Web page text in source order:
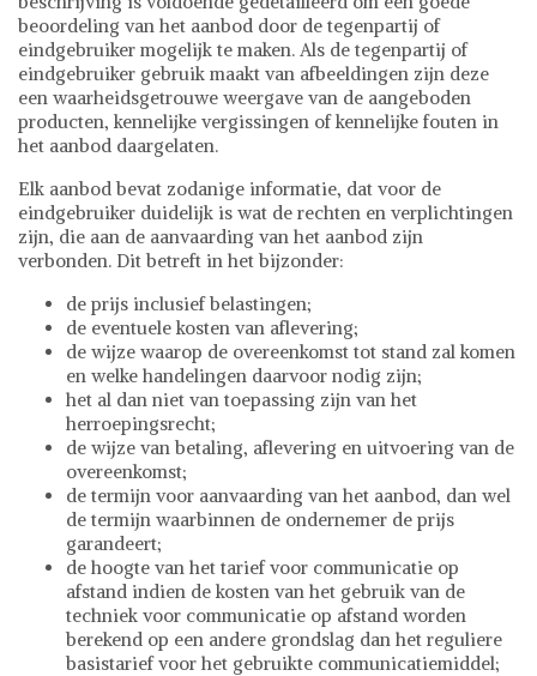
beoordeling van het aanbod door de tegenpartij of
eindgebruiker mogelijk te maken. Als de tegenpartij of
eindgebruiker gebruik maakt van afbeeldingen zijn deze
een waarheidsgetrouwe weergave van de aangeboden
producten, kennelijke vergissingen of kennelijke fouten in
het aanbod daargelaten.
Elk aanbod bevat zodanige informatie, dat voor de
eindgebruiker duidelijk is wat de rechten en verplichtingen
zijn, die aan de aanvaarding van het aanbod zijn
verbonden. Dit betreft in het bijzonder:
de prijs inclusief belastingen;
de eventuele kosten van aflevering;
de wijze waarop de overeenkomst tot stand zal komen
en welke handelingen daarvoor nodig zijn;
het al dan niet van toepassing zijn van het
herroepingsrecht;
de wijze van betaling, aflevering en uitvoering van de
overeenkomst;
de termijn voor aanvaarding van het aanbod, dan wel
de termijn waarbinnen de ondernemer de prijs
garandeert;
de hoogte van het tarief voor communicatie op
afstand indien de kosten van het gebruik van de
techniek voor communicatie op afstand worden
berekend op een andere grondslag dan het reguliere
basistarief voor het gebruikte communicatiemiddel;